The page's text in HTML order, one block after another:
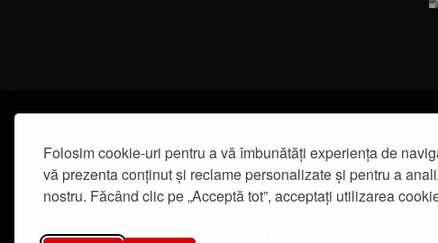
Folosim cookie-uri pentru a vă îmbunătăți experiența de
vă prezenta conținut și reclame personalizate și pentru a
nostru. Făcând clic pe „Acceptă tot”, acceptați utilizarea